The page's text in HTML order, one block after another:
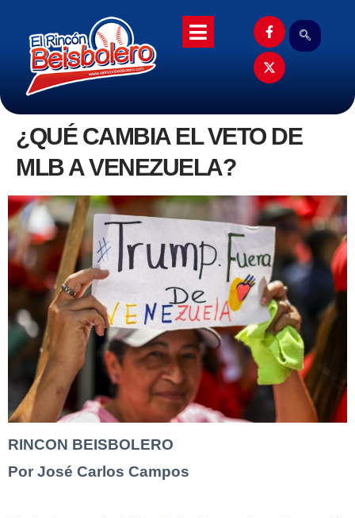
¿QUÉ CAMBIA EL VETO DE
MLB A VENEZUELA?
RINCON BEISBOLERO
Por José Carlos Campos